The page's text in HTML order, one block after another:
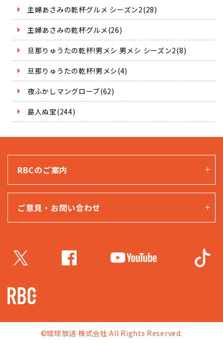
主婦あさみの乾杯グルメ シーズン2(28)
主婦あさみの乾杯グルメ(26)
旦那りゅうたの乾杯!男メシ 男メシ シーズン2(8)
旦那りゅうたの乾杯!男メシ(4)
夜ふかしマングローブ(62)
島人ぬ宝(244)
RBCのご案内
ご意見・お問い合わせ
©琉球放送 株式会社 All Rights Reserved.